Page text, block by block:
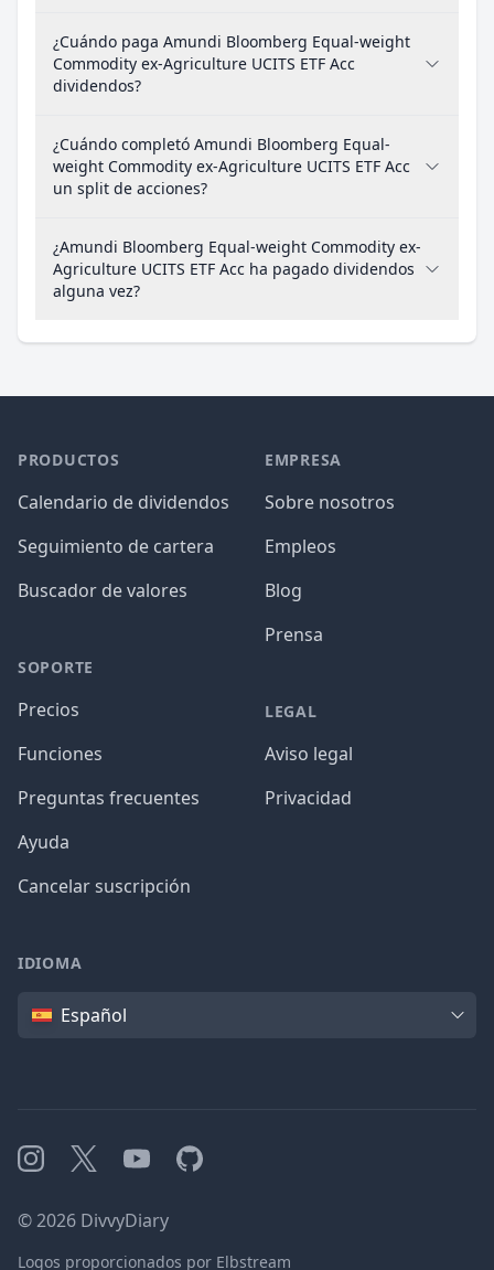
¿Cuándo paga Amundi Bloomberg Equal-weight
Commodity ex-Agriculture UCITS ETF Acc
dividendos?
¿Cuándo completó Amundi Bloomberg Equal-
weight Commodity ex-Agriculture UCITS ETF Acc
un split de acciones?
¿Amundi Bloomberg Equal-weight Commodity ex-
Agriculture UCITS ETF Acc ha pagado dividendos
alguna vez?
PRODUCTOS
Calendario de dividendos
Seguimiento de cartera
Buscador de valores
SOPORTE
Precios
Funciones
Preguntas frecuentes
Ayuda
Cancelar suscripción
EMPRESA
Sobre nosotros
Empleos
Blog
Prensa
LEGAL
Aviso legal
Privacidad
IDIOMA
IdiomaEspañol
Instagram
X YouTubeGitHub
©2026 DivvyDiary
Logos proporcionados por Elbstream